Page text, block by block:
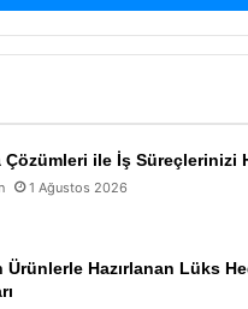
Çözümleri ile İş Süreçlerinizi
1 Ağustos 2026
Ürünlerle Hazırlanan Lüks